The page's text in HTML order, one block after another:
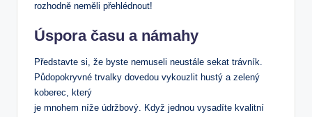
rozhodně neměli přehlédnout!
Úspora času a námahy
Představte si, že byste nemuseli neustále sekat trávník.
Půdopokryvné trvalky dovedou vykouzlit hustý a zelený
koberec, který
je mnohem níže údržbový. Když jednou vysadíte kvalitní